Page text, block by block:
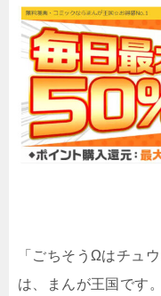
「ごちそうΩはチュ
は、まんが王国です。